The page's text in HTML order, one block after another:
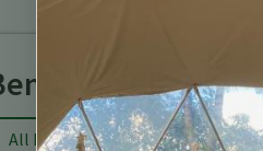
All Posts